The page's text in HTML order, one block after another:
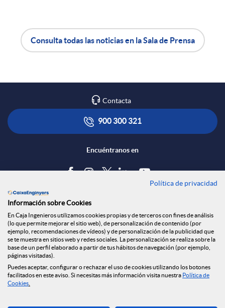
R
e
d
e
s
S
o
A
p
l
a
c
i
o
t
s
a
l
Consulta todas las noticias en la Sala de Prensa
Contacta
900 300 321
Encuéntranos en
Tablón de anuncios
Política de cookies
Aviso legal
Seguridad Online
Privacidad
Canal denuncias
Política de privacidad
Información sobre Cookies
En Caja Ingenieros utilizamos cookies propias y de terceros con fines de análisis
(lo que permite mejorar el sitio web), de personalización de contenido (por
ejemplo, recomendaciones de vídeos) y de personalización de la publicidad que
se te muestra en sitios web y redes sociales. La personalización se realiza sobre la
base de un perfil elaborado a partir de tus hábitos de navegación (por ejemplo,
páginas visitadas).
Puedes aceptar, configurar o rechazar el uso de cookies utilizando los botones
facilitados en este aviso. Si necesitas más información visita nuestra Política de
Cookies